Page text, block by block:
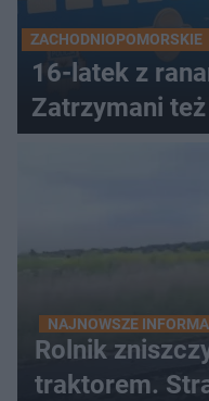
ZACHODNIOPOMORSKIE
16-latek z
Zatrzymani
NAJNOWSZE
Rolnik
traktorem.